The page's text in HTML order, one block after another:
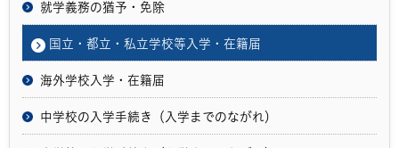
就学義務の猶予・免除
国立・都立・私立学校等入学・在籍届
海外学校入学・在籍届
中学校の入学手続き（入学までのながれ）